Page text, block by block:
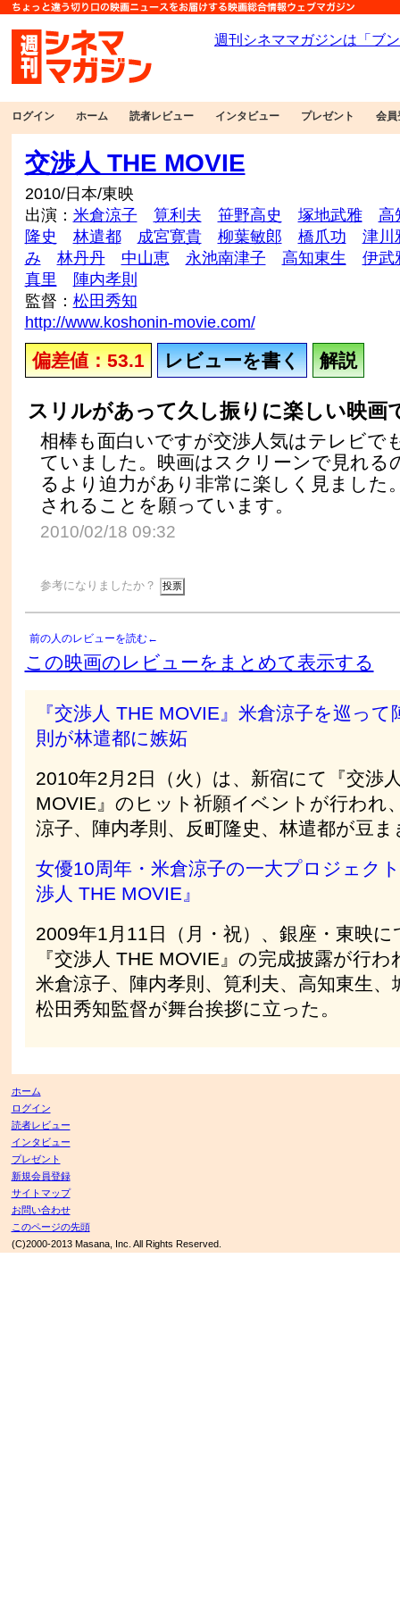
ログイン ホーム 読者レビュー インタビュー プレゼント 会員
交渉人 THE MOVIE
2010/日本/東映
出演： 米倉涼子 筧利夫 笹野高史 塚地武雅
高
隆史
林遣都 成宮寛貴 柳葉敏郎 橋爪功
津川
み
林丹丹 中山恵 永池南津子 高知東生
伊武
真里
陣内孝則
監督： 松田秀知
http://www.koshonin-movie.com/
偏差値：53.1 レビューを書く 解説
スリルがあって久し振りに楽しい映画
相棒も面白いですが交渉人気はテレビで
ていました。映画はスクリーンで見れる
るより迫力があり非常に楽しく見ました
されることを願っています。
2010/02/18 09:32
参考になりましたか？
前の人のレビューを読む←
この映画のレビューをまとめて表示する
『交渉人 THE MOVIE』米倉涼子を巡って
則が林遣都に嫉妬
2010年2月2日（火）は、新宿にて『交渉
MOVIE』のヒット祈願イベントが行われ
涼子、陣内孝則、反町隆史、林遣都が豆
女優10周年・米倉涼子の一大プロジェク
渉人 THE MOVIE』
2009年1月11日（月・祝）、銀座・東映に
『交渉人 THE MOVIE』の完成披露が行わ
米倉涼子、陣内孝則、筧利夫、高知東生、
松田秀知監督が舞台挨拶に立った。
ホーム
ログイン
読者レビュー
インタビュー
プレゼント
新規会員登録
サイトマップ
お問い合わせ
このページの先頭
(C)2000-2013 Masana, Inc. All Rights Reserved.